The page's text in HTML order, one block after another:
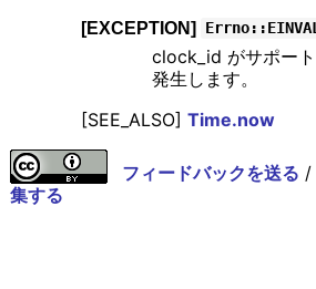
[EXCEPTION]
clock_id がサポー
発生します。
[SEE_ALSO] Time.now
フィードバックを送る /
集する